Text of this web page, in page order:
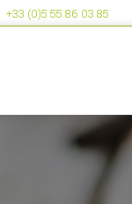
+33 (0)5 55 86 03 85